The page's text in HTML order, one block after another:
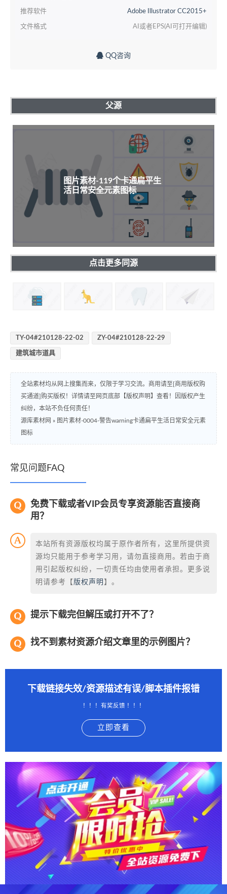
推荐软件 Adobe Illustrator CC2015+
文件格式 AI或者EPS(AI可打开编辑)
QQ咨询
父源
图片素材-119个卡通扁平生
活日常安全元素图标
点击更多同源
TY-04#210128-22-02 ZY-04#210128-22-29
建筑城市道具
全站素材均从网上搜集而来，仅限于学习交流。商用请至[商用版权购
买通道]购买版权！详情请至网页底部【版权声明】查看！因版权产生
纠纷，本站不负任何责任！
源库素材网 » 图片素材-0004-警告warning卡通扁平生活日常安全元素
图标
常见问题FAQ
免费下载或者VIP会员专享资源能否直接商
用？
本站所有资源版权均属于原作者所有，这里所提供资
源均只能用于参考学习用，请勿直接商用。若由于商
用引起版权纠纷，一切责任均由使用者承担。更多说
明请参考【 版权声明 】。
提示下载完但解压或打开不了？
找不到素材资源介绍文章里的示例图片？
下载链接失效/资源描述有误/脚本插件报错
！！！有奖反馈 ！！！
立即查看